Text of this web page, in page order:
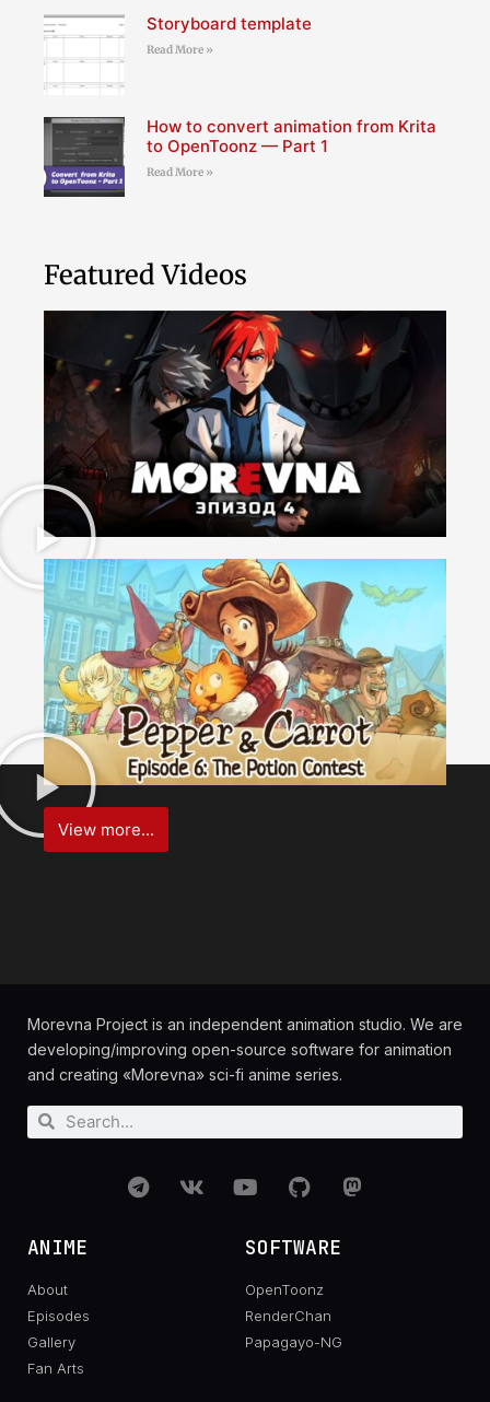
Storyboard template
Read More »
How to convert animation from Krita
to OpenToonz — Part 1
Read More »
Featured Videos
View more...
Morevna Project is an independent animation studio. We are
developing/improving open-source software for animation
and creating «Morevna» sci-fi anime series.
ANIME
About
Episodes
Gallery
Fan Arts
SOFTWARE
OpenToonz
RenderChan
Papagayo-NG